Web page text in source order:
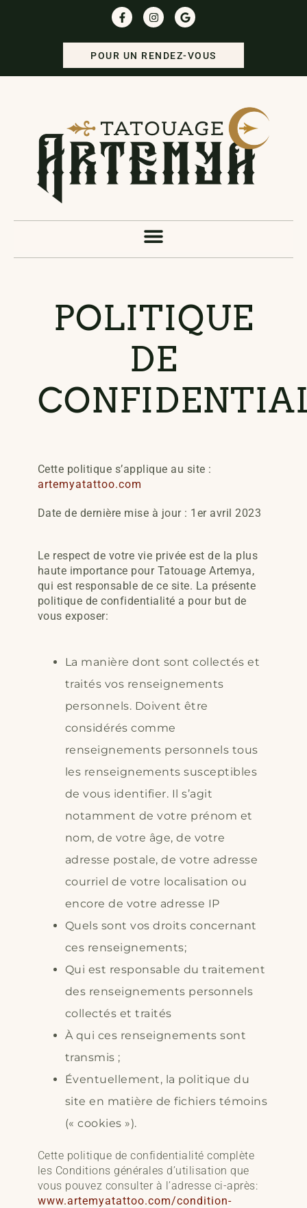
POUR UN RENDEZ-VOUS
POLITIQUE
DE
Cette politique s’applique au site :
artemyatattoo.com
Date de dernière mise à jour : 1er avril 2023
Le respect de votre vie privée est de la plus
haute importance pour Tatouage Artemya,
qui est responsable de ce site. La présente
politique de confidentialité a pour but de
vous exposer:
La manière dont sont collectés et
traités vos renseignements
personnels. Doivent être
considérés comme
renseignements personnels tous
les renseignements susceptibles
de vous identifier. Il s’agit
notamment de votre prénom et
nom, de votre âge, de votre
adresse postale, de votre adresse
courriel de votre localisation ou
encore de votre adresse IP
Quels sont vos droits concernant
ces renseignements;
Qui est responsable du traitement
des renseignements personnels
collectés et traités
À qui ces renseignements sont
transmis ;
Éventuellement, la politique du
site en matière de fichiers témoins
(« cookies »).
Cette politique de confidentialité complète
les Conditions générales d’utilisation que
vous pouvez consulter à l’adresse ci-après:
www.artemyatattoo.com/condition-